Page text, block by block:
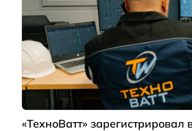
«ТехноВатт» зарегистрировал